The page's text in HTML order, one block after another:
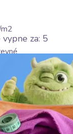
sušičce
za: 4